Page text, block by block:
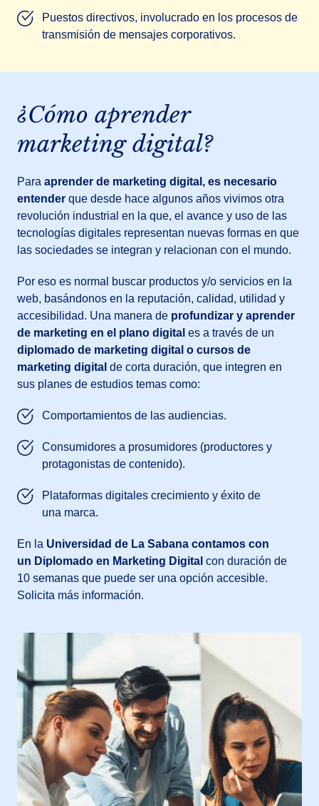
Puestos directivos, involucrado en los procesos de
transmisión de mensajes corporativos.
¿Cómo aprender
marketing digital?
Para aprender de marketing digital, es necesario
entender que desde hace algunos años vivimos otra
revolución industrial en la que, el avance y uso de las
tecnologías digitales representan nuevas formas en que
las sociedades se integran y relacionan con el mundo.
Por eso es normal buscar productos y/o servicios en la
web, basándonos en la reputación, calidad, utilidad y
accesibilidad. Una manera de profundizar y aprender
de marketing en el plano digital es a través de un
diplomado de marketing digital o cursos de
marketing digital de corta duración, que integren en
sus planes de estudios temas como:
Comportamientos de las audiencias.
Consumidores a prosumidores (productores y
protagonistas de contenido).
Plataformas digitales crecimiento y éxito de
una marca.
En la Universidad de La Sabana contamos con
un Diplomado en Marketing Digital con duración de
10 semanas que puede ser una opción accesible.
Solicita más información.